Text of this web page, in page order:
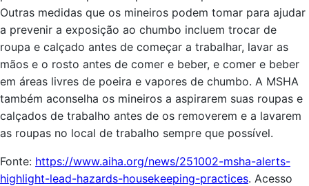
Outras medidas que os mineiros podem tomar para ajudar
a prevenir a exposição ao chumbo incluem trocar de
roupa e calçado antes de começar a trabalhar, lavar as
mãos e o rosto antes de comer e beber, e comer e beber
em áreas livres de poeira e vapores de chumbo. A MSHA
também aconselha os mineiros a aspirarem suas roupas e
calçados de trabalho antes de os removerem e a lavarem
as roupas no local de trabalho sempre que possível.
Fonte: https://www.aiha.org/news/251002-msha-alerts-
highlight-lead-hazards-housekeeping-practices. Acesso